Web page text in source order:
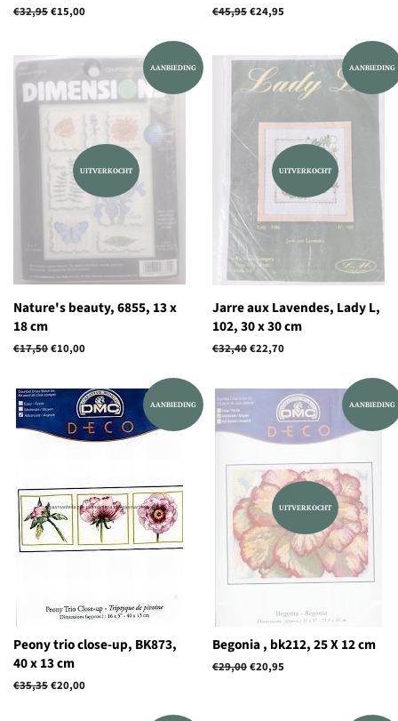
Normale
€32,95Aanbiedingsprijs
€15,00
Normale
€45,95Aanbiedingsprijs
€24,95
AANBIEDING
UITVERKOCHT
Nature's beauty, 6855, 13 x
18 cm
Normale
€17,50Aanbiedingsprijs
€10,00
AANBIEDING
UITVERKOCHT
Jarre aux Lavendes, Lady L,
102, 30 x 30 cm
Normale
€32,40Aanbiedingsprijs
€22,70
AANBIEDING
Peony trio close-up, BK873,
40 x 13 cm
Normale
€35,35Aanbiedingsprijs
€20,00
AANBIEDING
UITVERKOCHT
Begonia , bk212, 25 X 12 cm
Normale
€29,00Aanbiedingsprijs
€20,95